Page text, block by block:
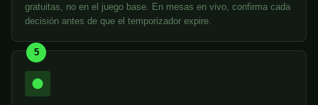
gratuitas, no en el juego base. En mesas en vivo, confirma cada
decisión antes de que el temporizador expire.
5